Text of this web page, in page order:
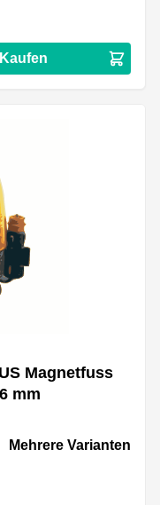
Kaufen
Magnetfuss
mm
Mehrere Varianten